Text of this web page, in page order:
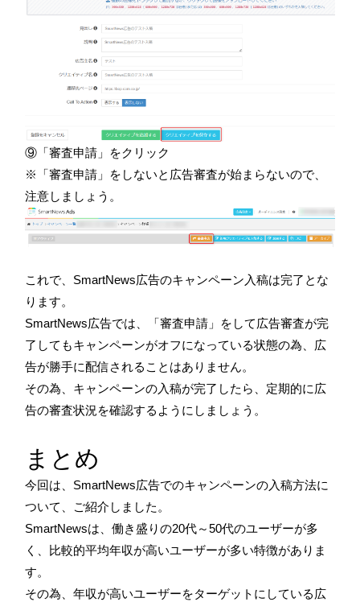
⑨「審査申請」をクリック
※「審査申請」をしないと広告審査が始まらないので、
注意しましょう。
これで、SmartNews広告のキャンペーン入稿は完了とな
ります。
SmartNews広告では、「審査申請」をして広告審査が完
了してもキャンペーンがオフになっている状態の為、広
告が勝手に配信されることはありません。
その為、キャンペーンの入稿が完了したら、定期的に広
告の審査状況を確認するようにしましょう。
まとめ
今回は、SmartNews広告でのキャンペーンの入稿方法に
ついて、ご紹介しました。
SmartNewsは、働き盛りの20代～50代のユーザーが多
く、比較的平均年収が高いユーザーが多い特徴がありま
す。
その為、年収が高いユーザーをターゲットにしている広